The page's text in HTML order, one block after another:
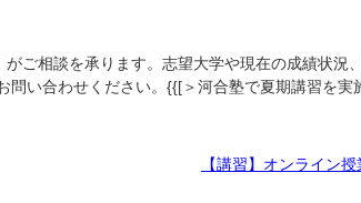
ご相談を承ります。志望大学や現在の成績状
問い合わせください。{{[＞河合塾で夏期講習を
【講習】オンライン